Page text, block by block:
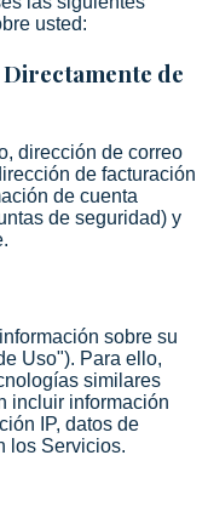
usted:
de
dirección de correo
de facturación
de cuenta
de seguridad) y
sobre su
Uso"). Para ello,
similares
incluir información
IP, datos de
los Servicios.